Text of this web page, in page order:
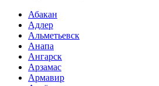
Абакан
Адлер
Альметьевск
Анапа
Ангарск
Арзамас
Армавир